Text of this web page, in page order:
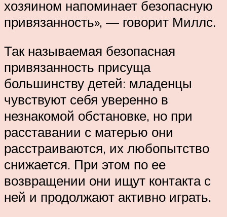
хозяином напоминает безопасную
привязанность», — говорит Миллс.
Так называемая безопасная
привязанность присуща
большинству детей: младенцы
чувствуют себя уверенно в
незнакомой обстановке, но при
расставании с матерью они
расстраиваются, их любопытство
снижается. При этом по ее
возвращении они ищут контакта с
ней и продолжают активно играть.